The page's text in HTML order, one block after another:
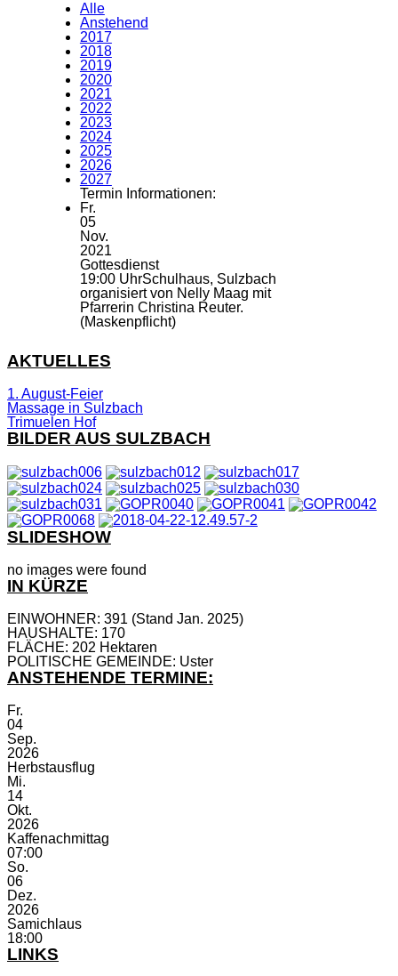
Alle
Anstehend
2017
2018
2019
2020
2021
2022
2023
2024
2025
2026
2027
Termin Informationen:
Fr.
05
Nov.
2021
Gottesdienst
19:00 UhrSchulhaus, Sulzbach
organisiert von Nelly Maag mit
Pfarrerin Christina Reuter.
(Maskenpflicht)
AKTUELLES
1. August-Feier
Massage in Sulzbach
Trimuelen Hof
BILDER AUS SULZBACH
SLIDESHOW
no images were found
IN KÜRZE
EINWOHNER: 391 (Stand Jan. 2025)
HAUSHALTE: 170
FLÄCHE: 202 Hektaren
POLITISCHE GEMEINDE: Uster
ANSTEHENDE TERMINE:
Fr.
04
Sep.
2026
Herbstausflug
Mi.
14
Okt.
2026
Kaffenachmittag
07:00
So.
06
Dez.
2026
Samichlaus
18:00
LINKS